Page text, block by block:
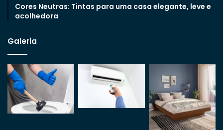
Cores Neutras: Tintas para uma casa elegante, leve e
acolhedora
Galeria